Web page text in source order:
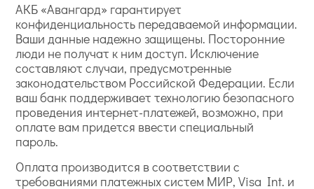
АКБ «Авангард» гарантирует
конфиденциальность передаваемой информации.
Ваши данные надежно защищены. Посторонние
люди не получат к ним доступ. Исключение
составляют случаи, предусмотренные
законодательством Российской Федерации. Если
ваш банк поддерживает технологию безопасного
проведения интернет-платежей, возможно, при
оплате вам придется ввести специальный
пароль.
Оплата производится в соответствии с
требованиями платежных систем МИР, Visa Int. и